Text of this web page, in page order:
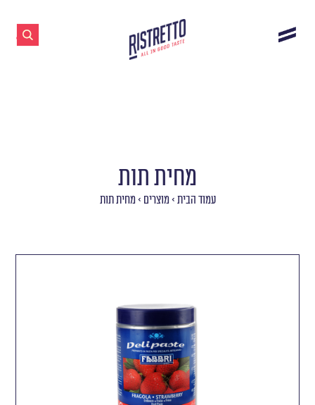
מחית תות
עמוד הבית >מוצרים >מחית תות